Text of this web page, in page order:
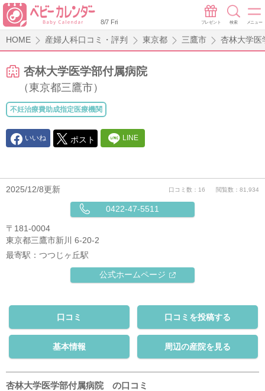
8/7 Fri プレゼント 検索 メニュー
HOME 産婦人科口コミ・評判 東京都 三鷹市 杏林大学
杏林大学医学部付属病院
（東京都三鷹市）
不妊治療費助成指定医療機関
いいね ポスト LINE
2025/12/8更新 口コミ数：16 閲覧数：81,934
0422-47-5511
〒181-0004
東京都三鷹市新川 6-20-2
最寄駅： つつじヶ丘駅
公式ホームページ
口コミ 口コミを投稿する
基本情報 周辺の産院を見る
杏林大学医学部付属病院 の口コミ